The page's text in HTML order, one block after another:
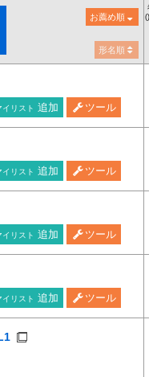
お薦め順
希
()
形名順
イリスト 追加 ツール
イリスト 追加 ツール
イリスト 追加 ツール
イリスト 追加 ツール